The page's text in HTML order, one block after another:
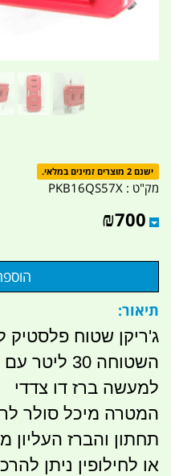
ישנם 2 מוצרים זמינים במלאי.
מק"ט : PKB16QS57X
₪700
תיאור:
ג'ריקן שטוח פלסטיק
השטוחה 30
למעשה ברז דו צדדי
המטרה מיכל סולר
תחתון והברז
או לחילופין ניתן